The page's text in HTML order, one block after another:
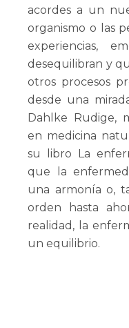
acordes a un
organismo o las
experiencias,
desequilibran y
otros procesos
desde una
Dahlke Rudige,
en medicina
su libro La
que la
una armonía o,
orden hasta
realidad, la
un equilibrio.